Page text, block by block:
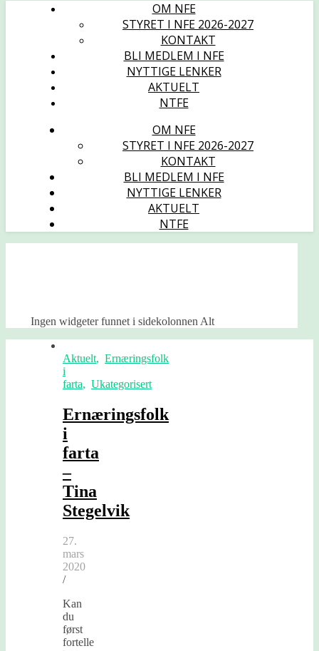
OM NFE
STYRET I NFE 2026-2027
KONTAKT
BLI MEDLEM I NFE
NYTTIGE LENKER
AKTUELT
NTFE
OM NFE
STYRET I NFE 2026-2027
KONTAKT
BLI MEDLEM I NFE
NYTTIGE LENKER
AKTUELT
NTFE
Ingen widgeter funnet i sidekolonnen Alt
Aktuelt, Ernæringsfolk
i
farta, Ukategorisert
Ernæringsfolk
i
farta
–
Tina
Stegelvik
27.
mars
2020
/
Kan
du
først
fortelle